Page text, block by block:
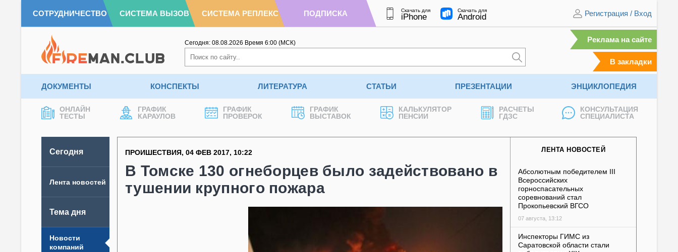
СОТРУДНИЧЕСТВО СИСТЕМА ВЫЗОВ СИСТЕМА РЕПЛЕКС ПОДПИСКА Скачать для
iPhone
Скачать для
Android Регистрация / Вход
Сегодня: 08.08.2026 Время 6:00 (МСК) Реклама на сайте
В закладки
ДОКУМЕНТЫ КОНСПЕКТЫ ЛИТЕРАТУРА СТАТЬИ ПРЕЗЕНТАЦИИ ЭНЦИКЛОПЕДИЯ
ОНЛАЙН
ТЕСТЫ
ГРАФИК
КАРАУЛОВ
ГРАФИК
ПРОВЕРОК
ГРАФИК
ВЫСТАВОК
КАЛЬКУЛЯТОР
ПЕНСИИ
РАСЧЕТЫ
ГДЗС
КОНСУЛЬТАЦИЯ
СПЕЦИАЛИСТА
Сегодня
Лента новостей
Тема дня
Новости
компаний
ПРОИШЕСТВИЯ, 04 ФЕВ 2017, 10:22
В Томске 130 огнеборцев было задействовано в
тушении крупного пожара
ЛЕНТА НОВОСТЕЙ
Абсолютным победителем III
Всероссийских
горноспасательных
соревнований стал
Прокопьевский ВГСО
07 августа, 13:12
Инспекторы ГИМС из
Саратовской области стали